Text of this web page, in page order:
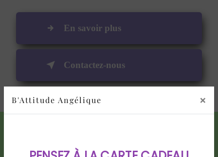
B'Attitude Angélique ×
En savoir plus
Contactez-nous